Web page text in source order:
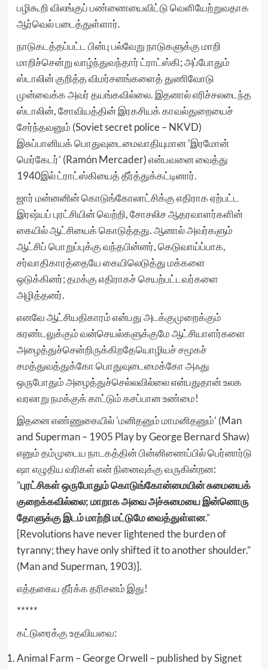
பழிகூறி விலங்குப் பண்ணையைவிட்டு வெளியேற்றுவதாக
ஆர்வெல் படைத்துள்ளார்.
நாடுகடத்தப்பட்ட பின்பு பல்வேறு நாடுகளுக்கு மாறி
மாறிச்சென்று வாழ்ந்துவந்தார் ட்ராட்ஸ்கி; அப்போதும்
ஸ்டாலின் குறித்த விமர்சனங்களைத் துணிவோடு
முன்வைக்க அவர் தயங்கவில்லை. இதனால் எரிச்சலடைந்த
ஸ்டாலின், சோவியத்தின் இரகசியக் காவல்துறையைச்
சேர்ந்தவனும் (Soviet secret police – NKVD)
இசுப்பானியக் பொதுவுடைமைவாதியுமான ’இரமோன்
மெர்கேடர்’ (Ramón Mercader) என்பவனை வைத்து
1940இல் ட்ராட்ஸ்கியைத் தீர்த்துக்கட்டினார்.
ஜார் மன்னனின் கொடுங்கோலாட்சிக்கு எதிராக ஏற்பட்ட
இரஷ்யப் புரட்சியின் வெற்றி, சோசலிச ஆதரவாளர்களின்
கையில் ஆட்சியைக் கொடுத்தது. ஆனால் அவர்களும்
ஆட்சிப் பொறுப்புக்கு வந்தபின்னர், கெடுவாய்ப்பாக,
சர்வாதிகாரத்தையே கையிலெடுத்து மக்களை
ஒடுக்கினர்; தமக்கு எதிராகச் செயற்பட்டவர்களை
அழித்தனர்.
எனவே ஆட்சியதிகாரம் என்பது அடக்குமுறைக்கும்
சுரண்டலுக்கும் வன்செயல்களுக்குமே ஆட்சியாளர்களை
அழைத்துச்சென்றிருக்கிறதேயொழியச் சமூகச்
சமத்துவத்துக்கோ பொதுவுடைமைக்கோ அஃது
ஒருபோதும் அழைத்துச்செல்லவில்லை என்பதுதான் உலக
வரலாறு நமக்குக் காட்டும் கசப்பான உண்மை!
இதனை எண்ணுகையில் ’மனிதனும் மாமனிதனும்’ (Man
and Superman – 1905 Play by George Bernard Shaw)
எனும் தம்முடைய நாடகத்தின் பின்னிணைப்பில் பெர்னார்டு
ஷா எழுதிய வரிகள் என் நினைவுக்கு வருகின்றன:
”புரட்சிகள் ஒருபோதும் கொடுங்கோன்மையின் சுமையைக்
குறைக்கவில்லை; மாறாக அவை அச்சுமையை இன்னொரு
தோளுக்கு இடம் மாற்றி மட்டுமே வைத்துள்ளன.”
[Revolutions have never lightened the burden of
tyranny; they have only shifted it to another shoulder.”
(Man and Superman, 1903)].
எத்தகைய தீர்க்க தரிசனம் இது!
*****
கட்டுரைக்கு உதவியவை:
Animal Farm – George Orwell – published by Signet